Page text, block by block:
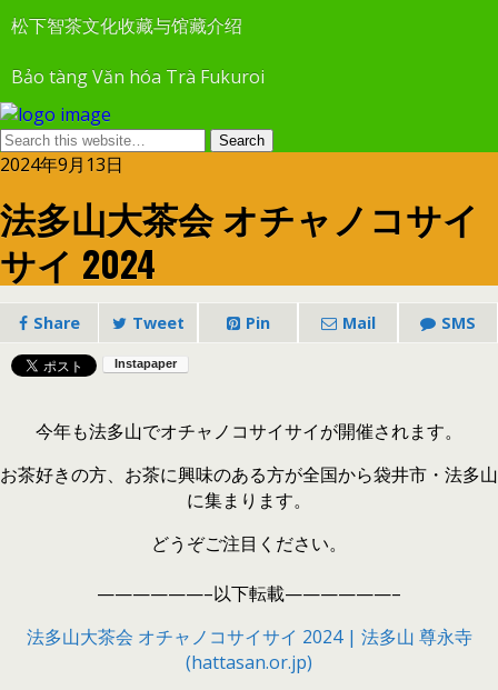
松下智茶文化收藏与馆藏介绍
Bảo tàng Văn hóa Trà Fukuroi
2024年9月13日
法多山大茶会 オチャノコサイ
サイ 2024
Share Tweet Pin Mail SMS
今年も法多山でオチャノコサイサイが開催されます。
お茶好きの方、お茶に興味のある方が全国から袋井市・法多山
に集まります。
どうぞご注目ください。
——————–以下転載——————–
法多山大茶会 オチャノコサイサイ 2024 | 法多山 尊永寺
(hattasan.or.jp)